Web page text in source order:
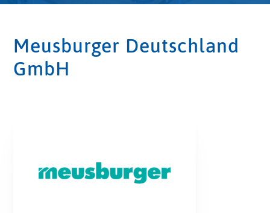
Meusburger Deutschland
GmbH